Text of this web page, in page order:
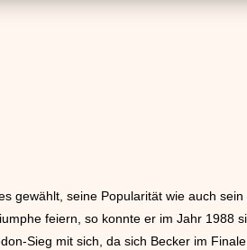
gewählt, seine Popularität wie auch
feiern, so konnte er im Jahr 1988
Sieg mit sich, da sich Becker im